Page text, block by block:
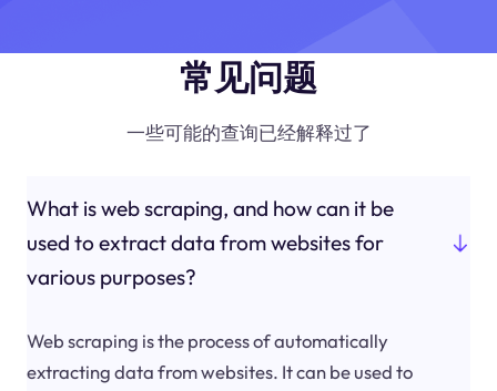
常见问题
一些可能的查询已经解释过了
What is web scraping, and how can it be
used to extract data from websites for
various purposes?
Web scraping is the process of automatically
extracting data from websites. It can be used to